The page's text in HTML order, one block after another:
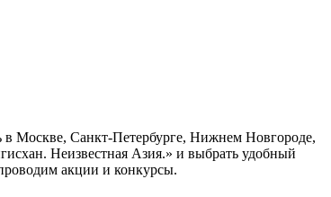
в Москве, Санкт-Петербурге, Нижнем Новгороде,
Неизвестная Азия.» и выбрать удобный
акции и конкурсы.